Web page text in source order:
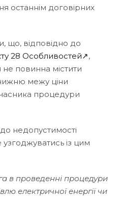
останнім договірних
що, відповідно до
28 Особливостей↗,
повинна містити
межу ціни
процедури
недопустимості
узгоджуватись із цим
в проведенні процедури
електричної енергії чи